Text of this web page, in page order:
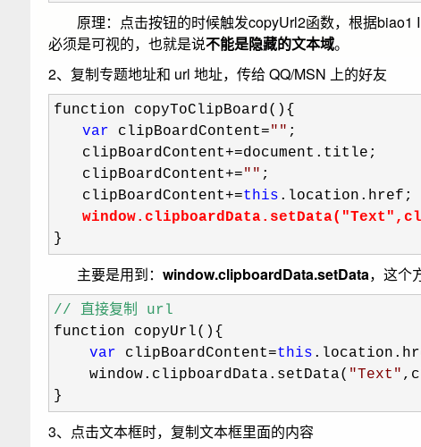
原理：点击按钮的时候触发copyUrl2函数，根据biao1
必须是可视的，也就是说不能是隐藏的文本域。
2、复制专题地址和 url 地址，传给 QQ/MSN 上的好友
function copyToClipBoard(){
var clipBoardContent="" ;
clipBoardContent+=document.title;
clipBoardContent+="" ;
clipBoardContent+=this .location.href;
window.clipboardData.setData( "Text"
}
主要是用到： window.clipboardData.setData，这个
// 直接复制 url
function copyUrl(){
var clipBoardContent=this
    window.clipboardData.setData(
"Text "
}
3、点击文本框时，复制文本框里面的内容